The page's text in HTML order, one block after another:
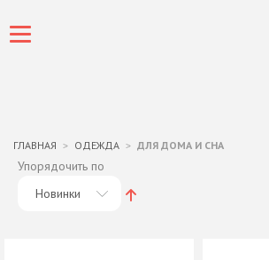
ГЛАВНАЯ ОДЕЖДА ДЛЯ ДОМА И СНА
Упорядочить по
Новинки